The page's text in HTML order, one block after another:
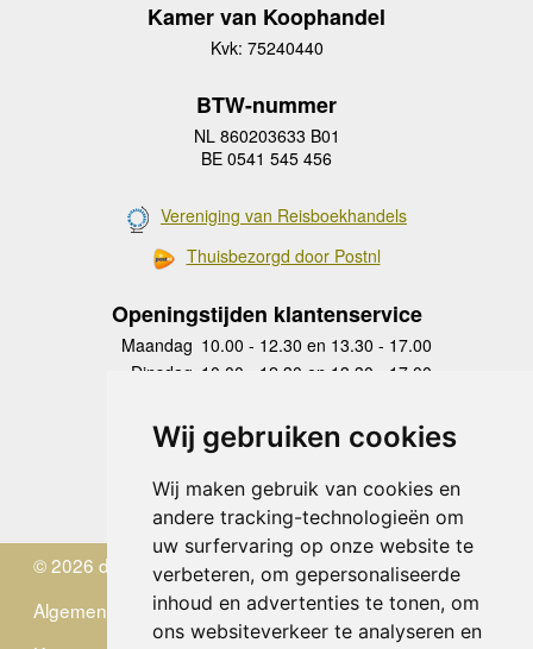
Wij gebruiken cookies
Wij maken gebruik van cookies en
andere tracking-technologieën om
uw surfervaring op onze website te
verbeteren, om gepersonaliseerde
inhoud en advertenties te tonen, om
ons websiteverkeer te analyseren en
Kamer van Koophandel
Kvk: 75240440
BTW-nummer
NL 860203633 B01
BE 0541 545 456
Vereniging van Reisboekhandels
Thuisbezorgd door Postnl
Openingstijden klantenservice
Maandag 10.00 - 12.30 en 13.30 - 17.00
Dinsdag 10.00 - 12.30 en 13.30 - 17.00
Donderdag
10.00 - 12.30 en 13.30 - 17.00
Vrijdag 10.00 - 12.30 en 13.30 - 17.00
Zaterdag
gesloten
Zondag gesloten
© 2026 de Zwerver
Algemene Voorwaarden